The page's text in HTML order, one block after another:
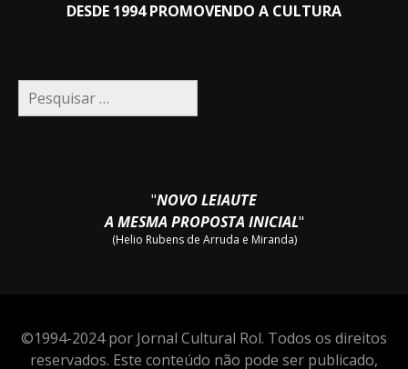
DESDE 1994 PROMOVENDO A CULTURA
Pesquisar
por:
"NOVO LEIAUTE
A MESMA PROPOSTA INICIAL"
(Helio Rubens de Arruda e Miranda)
©1994-2024 por Jornal Cultural Rol. Todos os direitos
reservados. Este conteúdo não pode ser publicado,